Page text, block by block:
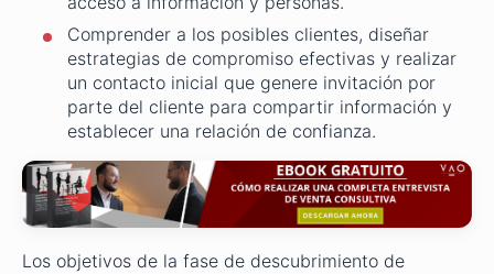
Comprender a los posibles clientes, diseñar
estrategias de compromiso efectivas y realizar
un contacto inicial que genere invitación por
parte del cliente para compartir información y
establecer una relación de confianza.
Los objetivos de la fase de descubrimiento de